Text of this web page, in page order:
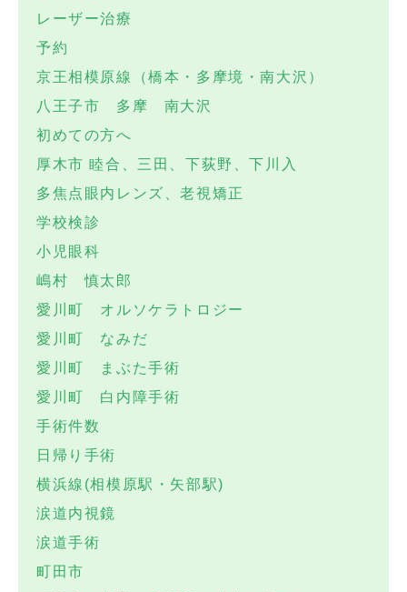
レーザー治療
予約
京王相模原線（橋本・多摩境・南大沢）
八王子市 多摩 南大沢
初めての方へ
厚木市 睦合、三田、下荻野、下川入
多焦点眼内レンズ、老視矯正
学校検診
小児眼科
嶋村 慎太郎
愛川町 オルソケラトロジー
愛川町 なみだ
愛川町 まぶた手術
愛川町 白内障手術
手術件数
日帰り手術
横浜線(相模原駅・矢部駅)
涙道内視鏡
涙道手術
町田市